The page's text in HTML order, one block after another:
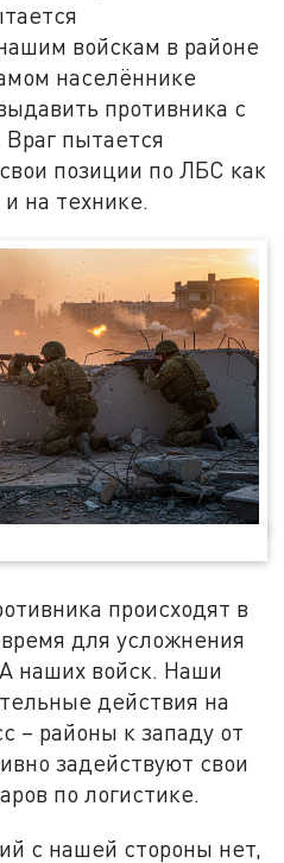
войскам в районе
населённике
противника с
пытается
позиции по ЛБС как
на технике.
происходят в
для усложнения
наших войск. Наши
действия на
– районы к западу от
задействуют свои
по логистике.
с нашей стороны нет,